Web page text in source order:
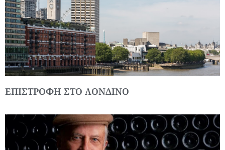
ΕΠΙΣΤΡΟΦΗ ΣΤΟ ΛΟΝΔΙΝΟ